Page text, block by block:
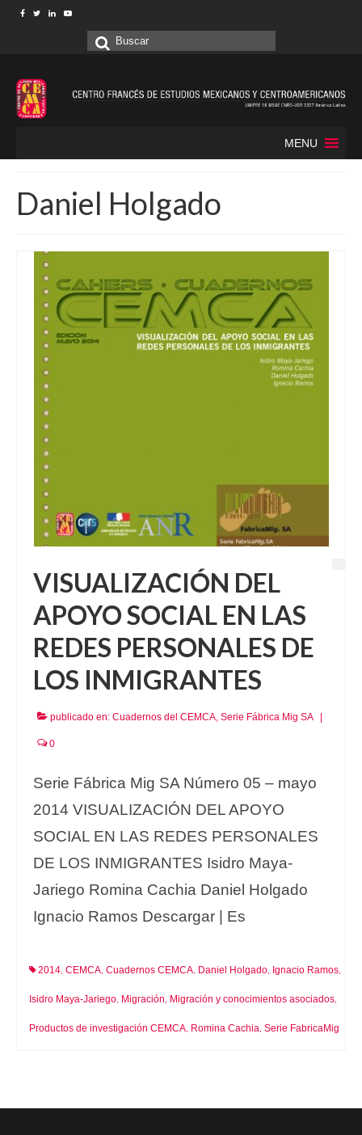
Buscar
MENU
Daniel Holgado
VISUALIZACIÓN DEL
APOYO SOCIAL EN LAS
REDES PERSONALES DE
LOS INMIGRANTES
publicado en: Cuadernos del CEMCA, Serie Fábrica Mig SA
0
Serie Fábrica Mig SA Número 05 – mayo
2014 VISUALIZACIÓN DEL APOYO
SOCIAL EN LAS REDES PERSONALES
DE LOS INMIGRANTES Isidro Maya-
Jariego Romina Cachia Daniel Holgado
Ignacio Ramos Descargar | Es
2014, CEMCA, Cuadernos CEMCA, Daniel Holgado, Ignacio Ramos,
Isidro Maya-Jariego, Migración, Migración y conocimientos asociados,
Productos de investigación CEMCA, Romina Cachia, Serie FabricaMig